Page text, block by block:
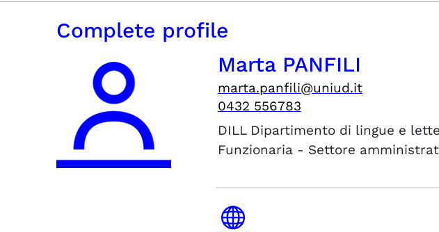
Complete profile
Marta PANFILI
marta.panfili@uniud.it
0432 556783
DILL Dipartimento di lingue e
Funzionaria - Settore